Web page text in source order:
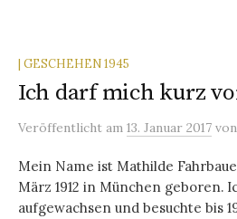
| GESCHEHEN 1945
Ich darf mich kurz
Veröffentlicht am 13. Januar 2017 von
Mein Name ist Mathilde
März 1912 in München geboren.
aufgewachsen und besuchte bis